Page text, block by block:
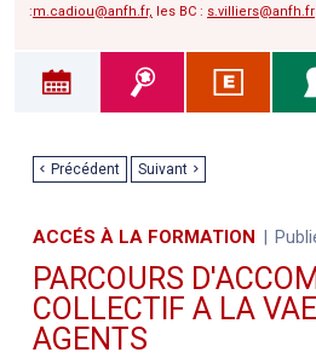
:m.cadiou@anfh.fr, les BC : s.villiers@anfh.fr
Précédent Suivant
ACCÉS À LA FORMATION
PARCOURS
COLLECTIF A LA
AGENTS